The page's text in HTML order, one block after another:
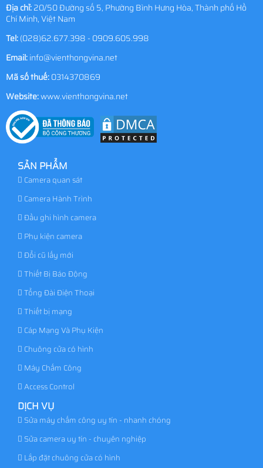
Địa chỉ:20/50 Đường số 5, Phường Bình Hưng Hòa, Thành phố Hồ
Chí Minh, Việt Nam
Tel:(028)62.677.398 - 0909.605.998
Email:info@vienthongvina.net
Mã số thuế:0314370869
Website:www.vienthongvina.net
SẢN PHẨM
Camera quan sát
Camera Hành Trình
Đầu ghi hình camera
Phụ kiện camera
Đổi cũ lấy mới
Thiết Bị Báo Động
Tổng Đài Điện Thoại
Thiết bị mạng
Cáp Mạng Và Phụ Kiện
Chuông cửa có hình
Máy Chấm Công
Access Control
DỊCH VỤ
Sửa máy chấm công uy tín - nhanh chóng
Sửa camera uy tín - chuyên nghiệp
Lắp đặt chuông cửa có hình